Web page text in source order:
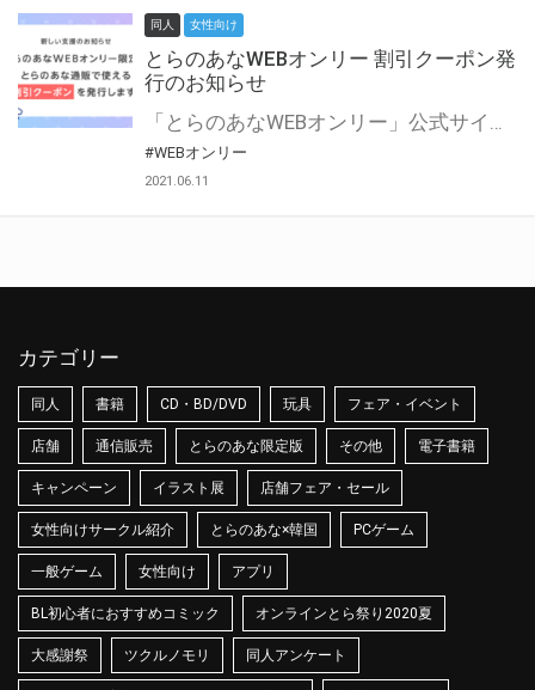
同人 女性向け
とらのあなWEBオンリー 割引クーポン発
行のお知らせ
「とらのあなWEBオンリー」公式サイトでとらのあな通販の「割引クーポン」を配布中！ イベントごとに開催当日限定で使える割引クーポンのシリアルコードを発行します。 とらのあなWEBオンリーのページをチェックして、イベント当日にお得にお買い物を楽しみましょう♪ ※本キャンペーンは予告なく終了する場合がございます。 とらのあなWEBオンリーサイトはこちら
#WEBオンリー
2021.06.11
カテゴリー
同人 書籍 CD・BD/DVD 玩具 フェア・イベント
店舗 通信販売 とらのあな限定版 その他 電子書籍
キャンペーン イラスト展 店舗フェア・セール
女性向けサークル紹介 とらのあな×韓国 PCゲーム
一般ゲーム 女性向け アプリ
BL初心者におすすめコミック オンラインとら祭り2020夏
大感謝祭 ツクルノモリ 同人アンケート